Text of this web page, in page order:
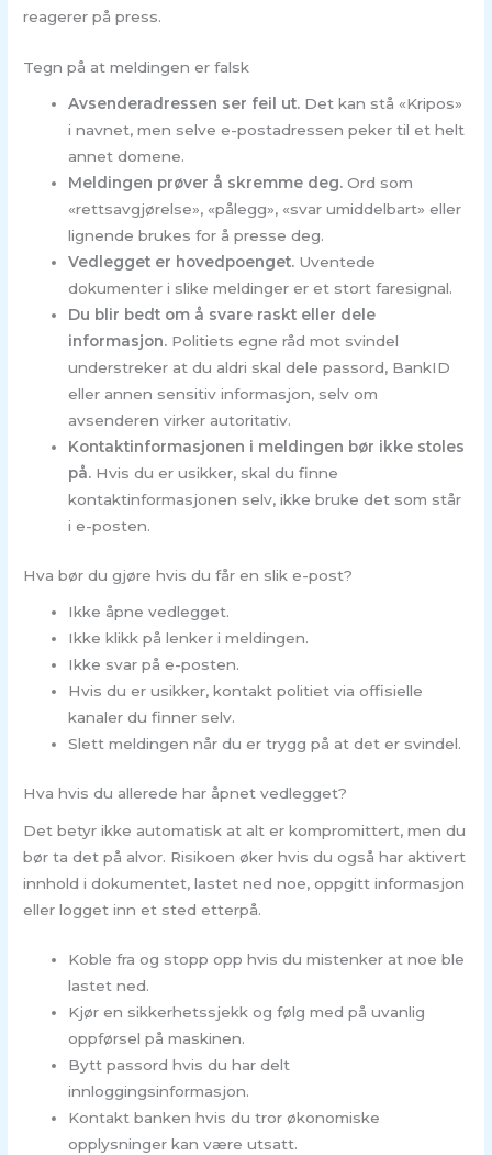
reagerer på press.
Tegn på at meldingen er falsk
Avsenderadressen ser feil ut. Det kan stå «Kripos»
i navnet, men selve e-postadressen peker til et helt
annet domene.
Meldingen prøver å skremme deg. Ord som
«rettsavgjørelse», «pålegg», «svar umiddelbart» eller
lignende brukes for å presse deg.
Vedlegget er hovedpoenget. Uventede
dokumenter i slike meldinger er et stort faresignal.
Du blir bedt om å svare raskt eller dele
informasjon. Politiets egne råd mot svindel
understreker at du aldri skal dele passord, BankID
eller annen sensitiv informasjon, selv om
avsenderen virker autoritativ.
Kontaktinformasjonen i meldingen bør ikke stoles
på. Hvis du er usikker, skal du finne
kontaktinformasjonen selv, ikke bruke det som står
i e-posten.
Hva bør du gjøre hvis du får en slik e-post?
Ikke åpne vedlegget.
Ikke klikk på lenker i meldingen.
Ikke svar på e-posten.
Hvis du er usikker, kontakt politiet via offisielle
kanaler du finner selv.
Slett meldingen når du er trygg på at det er svindel.
Hva hvis du allerede har åpnet vedlegget?
Det betyr ikke automatisk at alt er kompromittert, men du
bør ta det på alvor. Risikoen øker hvis du også har aktivert
innhold i dokumentet, lastet ned noe, oppgitt informasjon
eller logget inn et sted etterpå.
Koble fra og stopp opp hvis du mistenker at noe ble
lastet ned.
Kjør en sikkerhetssjekk og følg med på uvanlig
oppførsel på maskinen.
Bytt passord hvis du har delt
innloggingsinformasjon.
Kontakt banken hvis du tror økonomiske
opplysninger kan være utsatt.